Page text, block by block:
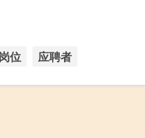
岗位 应聘者